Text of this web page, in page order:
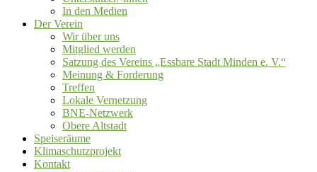
In den Medien
Der Verein
Wir über uns
Mitglied werden
Satzung des Vereins „Essbare Stadt Minden e. V.“
Meinung & Forderung
Treffen
Lokale Vernetzung
BNE-Netzwerk
Obere Altstadt
Speiseräume
Klimaschutzprojekt
Kontakt